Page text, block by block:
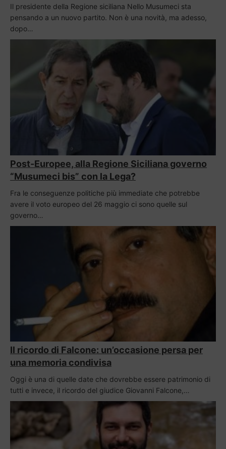
Il presidente della Regione siciliana Nello Musumeci sta
pensando a un nuovo partito. Non è una novità, ma adesso,
dopo…
Post-Europee, alla Regione Siciliana governo
“Musumeci bis” con la Lega?
Fra le conseguenze politiche più immediate che potrebbe
avere il voto europeo del 26 maggio ci sono quelle sul
governo…
Il ricordo di Falcone: un’occasione persa per
una memoria condivisa
Oggi è una di quelle date che dovrebbe essere patrimonio di
tutti e invece, il ricordo del giudice Giovanni Falcone,…